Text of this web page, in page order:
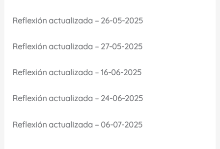
Reflexión actualizada – 26-05-2025
Reflexión actualizada – 27-05-2025
Reflexión actualizada – 16-06-2025
Reflexión actualizada – 24-06-2025
Reflexión actualizada – 06-07-2025